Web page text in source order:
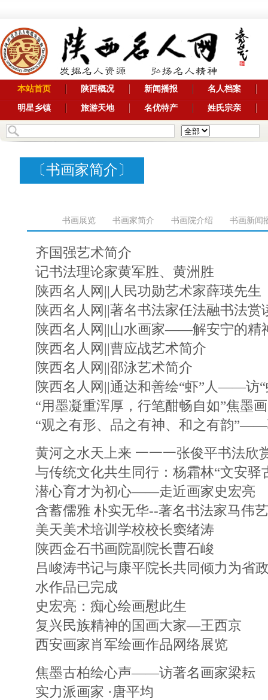
本站首页 陕西概况 新闻播报 名人档案
明星乡镇 旅游天地 名优特产 姓氏宗亲
〔书画家简介〕
书画展览 书画家简介 书画院介绍 书画新闻
齐国强艺术简介
记书法理论家黄军胜、黄洲胜
陕西名人网||人民功勋艺术家薛瑛先生
陕西名人网||著名书法家任法融书法赏
陕西名人网||山水画家——解安宁的精
陕西名人网||曹应战艺术简介
陕西名人网||邵泳艺术简介
陕西名人网||通达和善绘“虾”人——访“
“用墨凝重浑厚，行笔酣畅自如”焦墨
“观之有形、品之有神、和之有韵
黄河之水天上来 一一一张俊平书法欣
与传统文化共生同行：杨霜林“文安驿
潜心育才为初心——走近画家史宏亮
含蓄儒雅 朴实无华--著名书法家马伟
美天美术培训学校校长窦绪涛
陕西金石书画院副院长曹石峻
吕峻涛书记与康平院长共同倾力为省
水作品已完成
史宏亮：痴心绘画慰此生
复兴民族精神的国画大家—王西京
西安画家肖军绘画作品网络展览
焦墨古柏绘心声——访著名画家梁耘
实力派画家 ·唐平均